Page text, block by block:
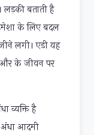
बताती है
के लिए बदल
लगी। एडी यह
के जीवन पर
व्यक्ति है
अंधा आदमी